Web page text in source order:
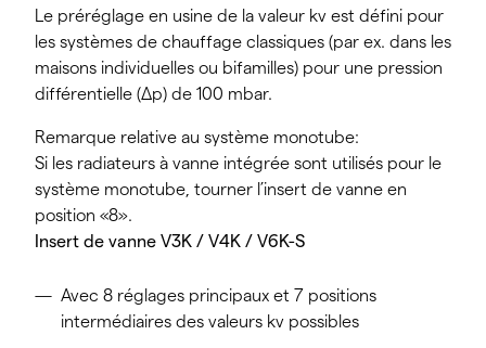
Le préréglage en usine de la valeur kv est défini pour
les systèmes de chauffage classiques (par ex. dans les
maisons individuelles ou bifamilles) pour une pression
différentielle (Δp) de 100 mbar.
Remarque relative au système monotube:
Si les radiateurs à vanne intégrée sont utilisés pour le
système monotube, tourner l’insert de vanne en
position «8».
Insert de vanne V3K / V4K / V6K-S
Avec 8 réglages principaux et 7 positions
intermédiaires des valeurs kv possibles